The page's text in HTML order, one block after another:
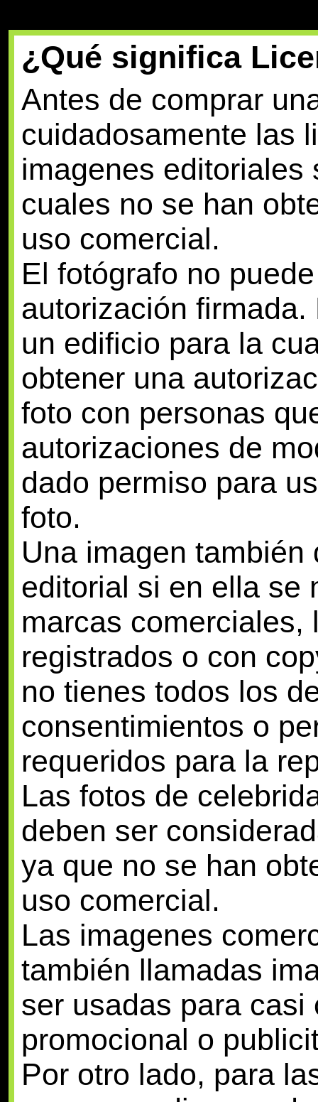
¿Qué significa
Antes de comprar
cuidadosamente las
imagenes editoriales
cuales no se han
uso comercial.
El fotógrafo no
autorización
un edificio para la
obtener una
foto con personas
autorizaciones de
dado permiso para
foto.
Una imagen
editorial si en ella se
marcas comerciales,
registrados o con
no tienes todos los
consentimientos o
requeridos para la
Las fotos de
deben ser
ya que no se han
uso comercial.
Las imagenes
también llamadas
ser usadas para
promocional o
Por otro lado, para